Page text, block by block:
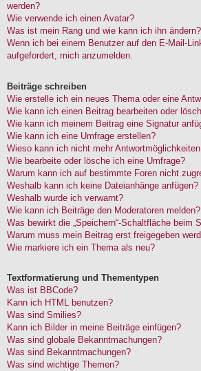
werden?
Wie verwende ich einen Avatar?
Was ist mein Rang und wie kann ich ihn ändern?
Wenn ich bei einem Benutzer auf den E-Mail-
aufgefordert, mich anzumelden.
Beiträge schreiben
Wie erstelle ich ein neues Thema oder eine
Wie kann ich einen Beitrag bearbeiten oder
Wie kann ich meinem Beitrag eine Signatur
Wie kann ich eine Umfrage erstellen?
Wieso kann ich nicht mehr
Wie bearbeite oder lösche ich eine Umfrage?
Warum kann ich auf bestimmte Foren nicht
Weshalb kann ich keine Dateianhänge anfügen?
Weshalb wurde ich verwarnt?
Wie kann ich Beiträge den Moderatoren melden?
Was bewirkt die „Speichern“-Schaltfläche beim
Warum muss mein Beitrag erst freigegeben
Wie markiere ich ein Thema als neu?
Textformatierung und Thementypen
Was ist BBCode?
Kann ich HTML benutzen?
Was sind Smilies?
Kann ich Bilder in meine Beiträge einfügen?
Was sind globale Bekanntmachungen?
Was sind Bekanntmachungen?
Was sind wichtige Themen?